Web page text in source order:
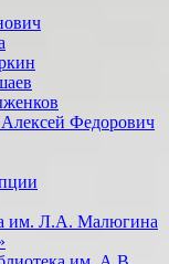
Федорович
им. Л.А. Малюгина